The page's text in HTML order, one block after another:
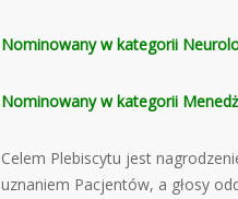
Nominowany w kategorii
Nominowany w kategorii
Celem Plebiscytu jest
uznaniem Pacjentów, a głosy